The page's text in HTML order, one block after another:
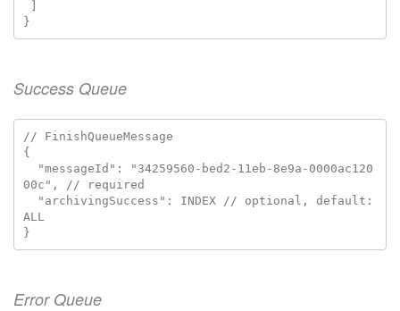
Success Queue
// FinishQueueMessage
{
00c", // required
ALL
Error Queue